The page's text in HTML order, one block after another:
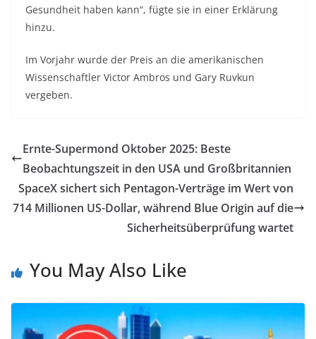
Gesundheit haben kann“, fügte sie in einer Erklärung
hinzu.
Im Vorjahr wurde der Preis an die amerikanischen
Wissenschaftler Victor Ambros und Gary Ruvkun
vergeben.
Ernte-Supermond Oktober 2025: Beste
Beobachtungszeit in den USA und Großbritannien
SpaceX sichert sich Pentagon-Verträge im Wert von
714 Millionen US-Dollar, während Blue Origin auf die
Sicherheitsüberprüfung wartet
You May Also Like